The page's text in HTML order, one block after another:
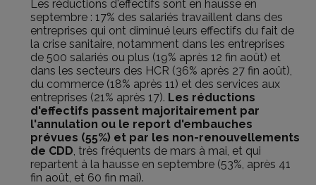
Les réductions d'effectifs sont en hausse en
septembre : 17% des salariés travaillent dans des
entreprises qui ont diminué leurs effectifs du fait de
la crise sanitaire, notamment dans les entreprises
de 500 salariés ou plus (19% après 12 fin août) et
dans les secteurs des HCR (36% après 27 fin août),
du commerce (18% après 11) et des services aux
entreprises (21% après 17). Les réductions
d'effectifs passent majoritairement par
l'annulation ou le report d'embauches
prévues (55%) et par les non-renouvellements
de CDD, très fréquents de mars à mai, et qui
repartent à la hausse en septembre (53%, après 41
fin août, et 60 fin mai).